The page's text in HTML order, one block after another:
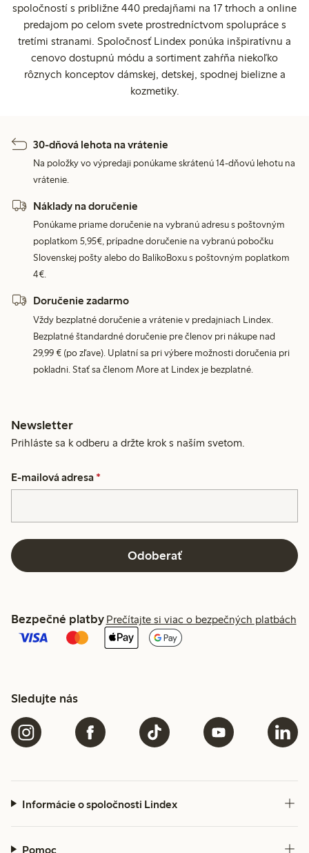
spoločností s približne 440 predajňami na 17 trhoch a online
predajom po celom svete prostredníctvom spolupráce s
tretími stranami. Spoločnosť Lindex ponúka inšpiratívnu a
cenovo dostupnú módu a sortiment zahŕňa niekoľko
rôznych konceptov dámskej, detskej, spodnej bielizne a
kozmetiky.
30-dňová lehota na vrátenie
Na položky vo výpredaji ponúkame skrátenú 14-dňovú lehotu na
vrátenie.
Náklady na doručenie
Ponúkame priame doručenie na vybranú adresu s poštovným
poplatkom 5,95€, prípadne doručenie na vybranú pobočku
Slovenskej pošty alebo do BalíkoBoxu s poštovným poplatkom
4€.
Doručenie zadarmo
Vždy bezplatné doručenie a vrátenie v predajniach Lindex.
Bezplatné štandardné doručenie pre členov pri nákupe nad
29,99 € (po zľave). Uplatní sa pri výbere možnosti doručenia pri
pokladni. Stať sa členom More at Lindex je bezplatné.
Newsletter
Prihláste sa k odberu a držte krok s naším svetom.
E-mailová adresa *
Odoberať
Bezpečné platby Prečítajte si viac o bezpečných platbách
Sledujte nás
Informácie o spoločnosti Lindex
Pomoc